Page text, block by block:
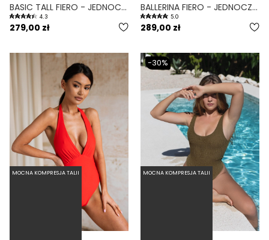
BASIC TALL FIERO - JEDNOCZĘŚCIOWY STRÓJ KĄPIELOWY DLA WYSOKICH MODELUJĄCY CZERWONY
4.3
279,00 zł
BALLERINA FIERO - JEDNOCZĘŚCIOWY STRÓJ KĄPIELOWY MODELUJĄCY WIĄZANY CZERWONY
5.0
289,00 zł
-30%
MOCNA KOMPRESJA TALII MOCNA KOMPRESJA TALII